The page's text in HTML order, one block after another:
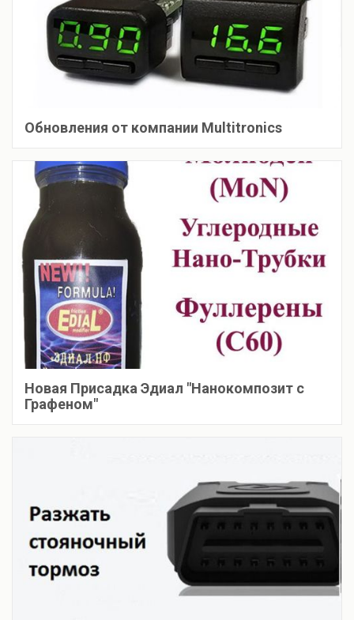
Обновления от компании Multitronics
Новая Присадка Эдиал "Нанокомпозит с
Графеном"